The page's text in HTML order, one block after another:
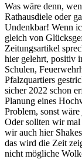
Was wäre denn,
Rathausdiele oder
Undenkbar! Wenn
gleich von
Zeitungsartikel
hier gelehrt, positiv
Schulen,
Pfalzquartiers
sicher 2022 schon
Planung eines
Problem, sonst
Oder sollten wir mal
wir auch hier
das wird die Zeit
nicht mögliche